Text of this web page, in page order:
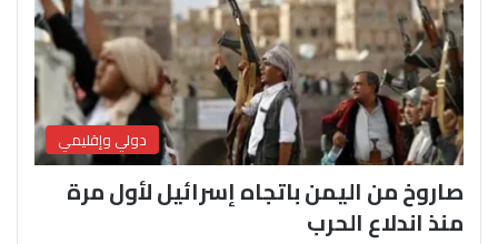
دولي وإقليمي
صاروخ من اليمن باتجاه إسرائيل لأول مرة
منذ اندلاع الحرب